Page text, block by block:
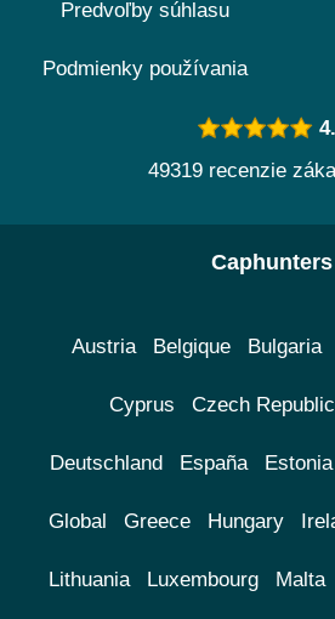
Predvoľby súhlasu
Podmienky používania
49319 recenzie
Caphunters
Austria Belgique Bulgaria
Cyprus Czech Republic
Deutschland España Estonia
Global Greece Hungary
Lithuania Luxembourg Malta